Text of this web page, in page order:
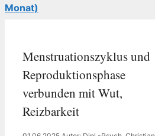
Monat)
Menstruationszyklus und
Reproduktionsphase
verbunden mit Wut,
Reizbarkeit